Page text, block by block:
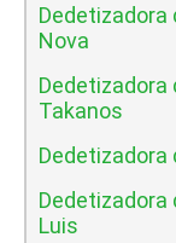
Dedetizadora
Nova
Dedetizadora
Takanos
Dedetizadora
Dedetizadora
Luis